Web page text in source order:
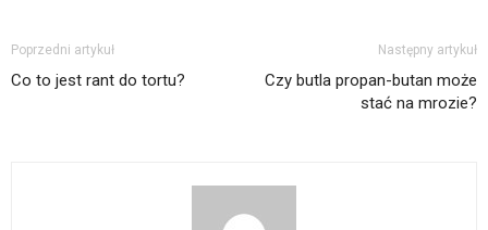
Poprzedni artykuł
Co to jest rant do tortu?
Następny artykuł
Czy butla propan-butan może
stać na mrozie?